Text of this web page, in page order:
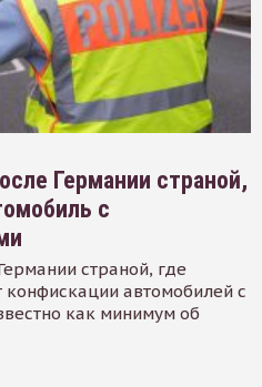
Германии страной,
с
страной, где
автомобилей с
как минимум об